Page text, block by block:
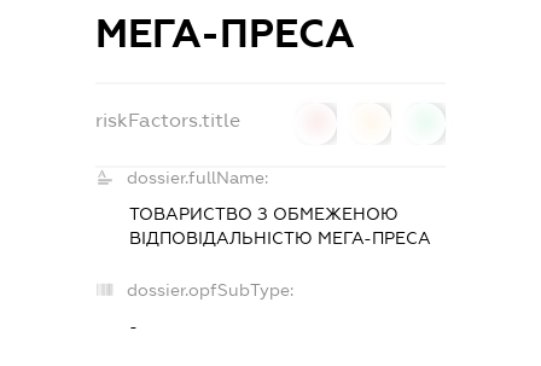
МЕГА-ПРЕСА
riskFactors.title
dossier.fullName:
ТОВАРИСТВО З ОБМЕЖЕНОЮ
ВІДПОВІДАЛЬНІСТЮ МЕГА-ПРЕСА
dossier.opfSubType:
-